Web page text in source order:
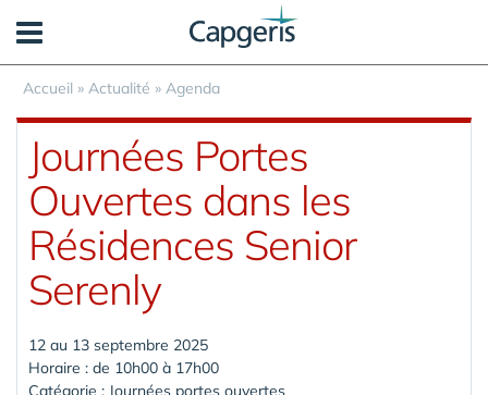
Accueil » Actualité » Agenda
Journées Portes
Ouvertes dans les
Résidences Senior
Serenly
12 au 13 septembre 2025
Horaire : de 10h00 à 17h00
Catégorie : Journées portes ouvertes